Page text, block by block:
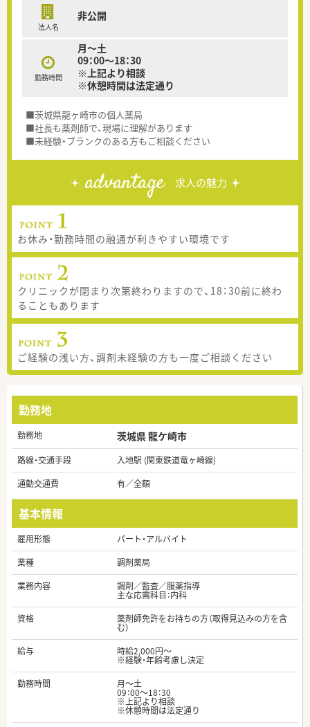
法人名
非公開
勤務時間
月～土
09：00～18：30
※上記より相談
※休憩時間は法定通り
■茨城県龍ヶ崎市の個人薬局
■社長も薬剤師で、現場に理解があります
■未経験・ブランクのある方もご相談ください
advantage 求人の魅力
お休み・勤務時間の融通が利きやすい環境です
クリニックが閉まり次第終わりますので、18：30前に終わ
ることもあります
ご経験の浅い方、調剤未経験の方も一度ご相談ください
勤務地
勤務地 茨城県 龍ケ崎市
路線・交通手段
入地駅 (関東鉄道竜ヶ崎線)
通勤交通費
有／全額
基本情報
雇用形態
パート・アルバイト
業種
調剤薬局
業務内容
調剤／監査／服薬指導
主な応需科目：内科
資格
薬剤師免許をお持ちの方（取得見込みの方を含
む）
給与
時給2,000円～
※経験・年齢考慮し決定
勤務時間
月～土
09：00～18：30
※上記より相談
※休憩時間は法定通り